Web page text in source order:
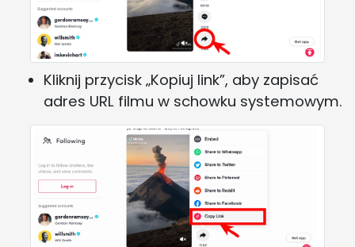
Kliknij przycisk „Kopiuj link”, aby zapisać
adres URL filmu w schowku systemowym.